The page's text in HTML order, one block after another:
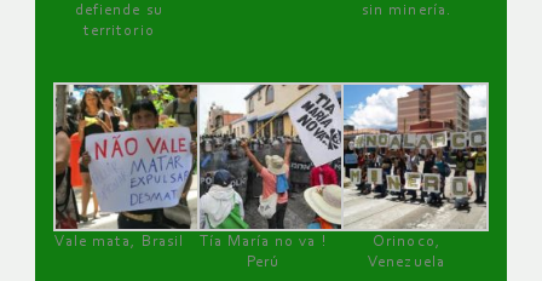
defiende su
territorio
sin minería.
Vale mata, Brasil
Tía María no va !
Perú
Orinoco,
Venezuela